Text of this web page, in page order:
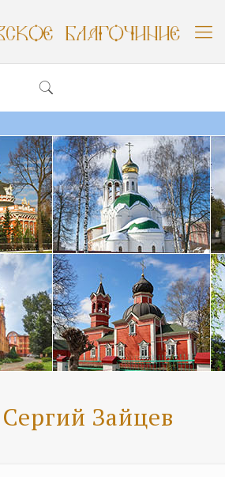
Зайцев